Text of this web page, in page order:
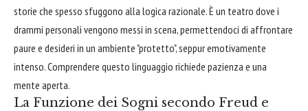
storie che spesso sfuggono alla logica razionale. È un teatro dove i
drammi personali vengono messi in scena, permettendoci di affrontare
paure e desideri in un ambiente "protetto", seppur emotivamente
intenso. Comprendere questo linguaggio richiede pazienza e una
mente aperta.
La Funzione dei Sogni secondo Freud e